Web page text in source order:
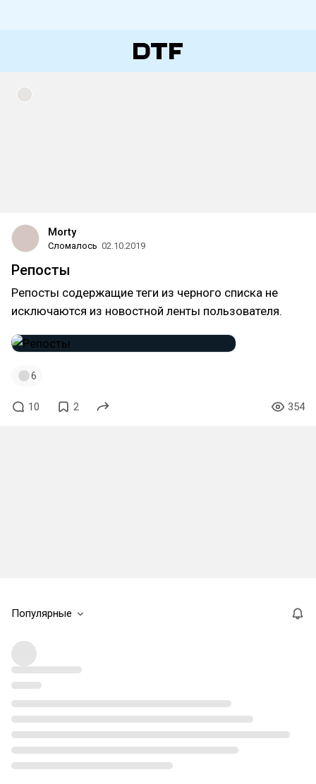
Morty
Сломалось 02.10.2019
Репосты
Репосты содержащие теги из черного списка не
исключаются из новостной ленты пользователя.
6
10 2 354
Популярные